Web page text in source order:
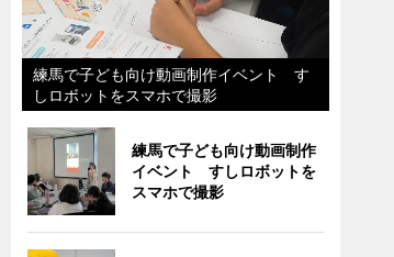
練馬で子ども向け動画制作イベント す
しロボットをスマホで撮影
練馬で子ども向け動画制作
イベント すしロボットを
スマホで撮影